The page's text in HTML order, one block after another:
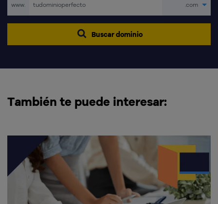
www. .com
Buscar dominio
También te puede interesar: